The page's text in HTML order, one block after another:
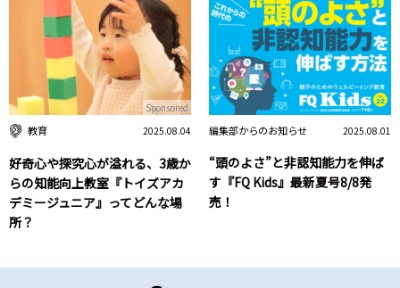
教育 2025.08.04
好奇心や探究心が溢れる、3歳か
らの知能向上教室『トイズアカ
デミージュニア』ってどんな場
所？
Sponsored
編集部からのお知らせ 2025.08.01
“頭のよさ”と非認知能力を伸ば
す『FQ Kids』最新夏号8/8発
売！